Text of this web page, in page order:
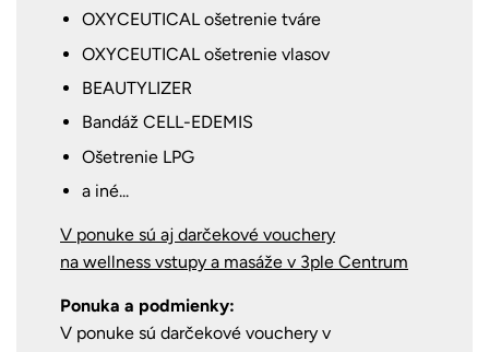
OXYCEUTICAL ošetrenie tváre
OXYCEUTICAL ošetrenie vlasov
BEAUTYLIZER
Bandáž CELL-EDEMIS
Ošetrenie LPG
a iné...
V ponuke sú aj darčekové vouchery
na wellness vstupy a masáže v 3ple Centrum
Ponuka a podmienky:
V ponuke sú darčekové vouchery v